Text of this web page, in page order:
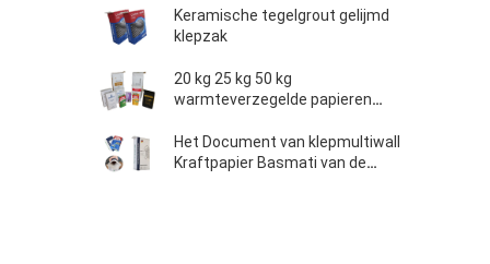
Keramische tegelgrout gelijmd
klepzak
20 kg 25 kg 50 kg
warmteverzegelde papieren
Het Document van klepmultiwall
Kraftpapier Basmati van de